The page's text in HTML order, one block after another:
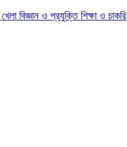
খেলা বিজ্ঞান ও প্রযুক্তি শিক্ষা ও চাকরি